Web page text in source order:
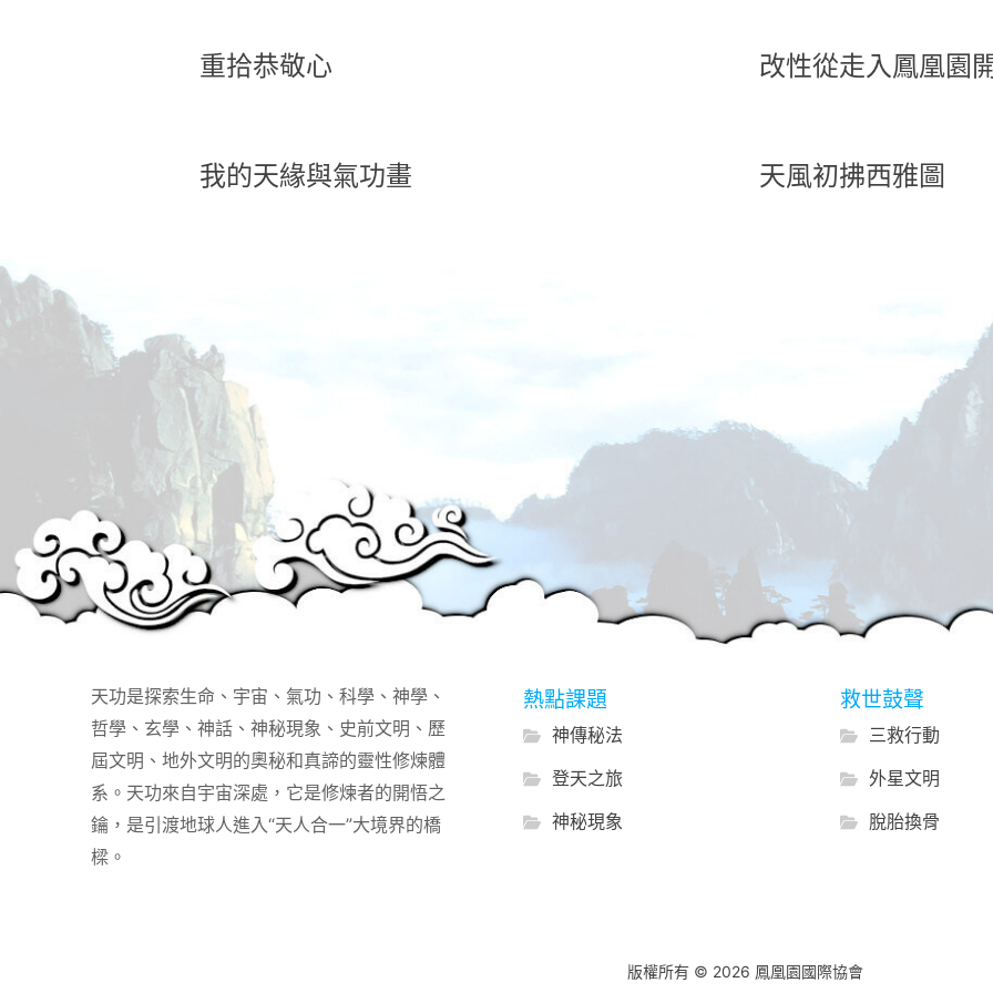
重拾恭敬心 改性從走入鳳凰園
我的天緣與氣功畫 天風初拂西雅圖
天功是探索生命、宇宙、氣功、科學、神學、
哲學、玄學、神話、神秘現象、史前文明、歷
屆文明、地外文明的奧秘和真諦的靈性修煉體
系。天功來自宇宙深處，它是修煉者的開悟之
鑰，是引渡地球人進入“天人合一”大境界的橋
樑。
熱點課題
神傳秘法
登天之旅
神秘現象
救世鼓聲
三救行動
外星文明
脫胎換骨
版權所有 © 2026 鳳凰園國際協會